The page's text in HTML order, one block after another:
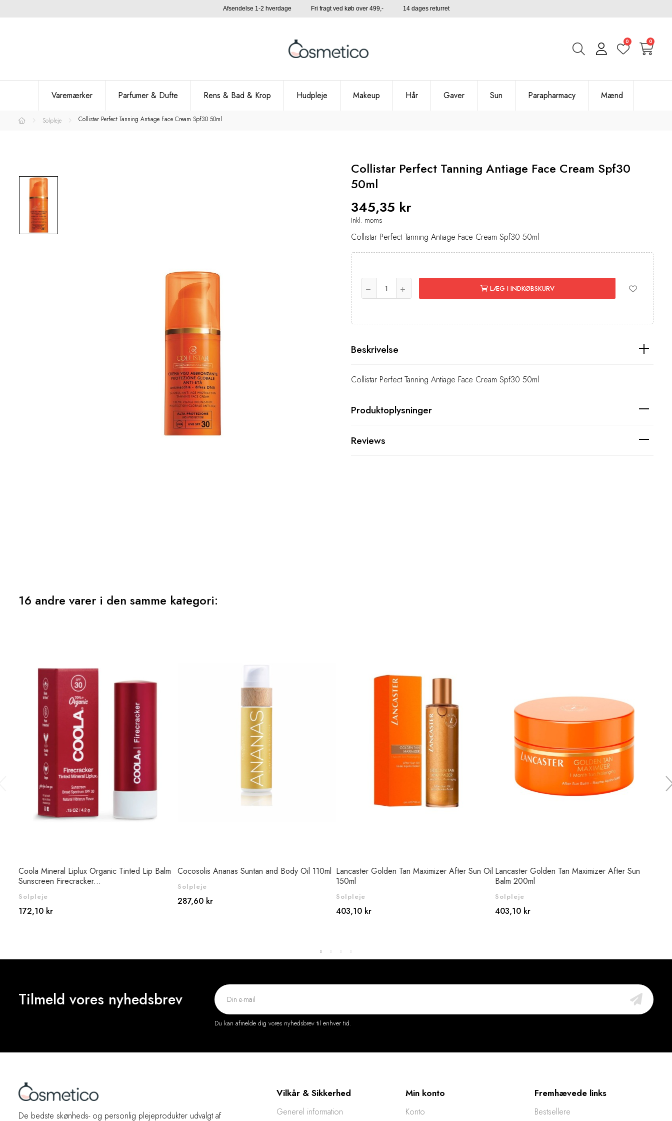
Afsendelse 1-2 hverdage Fri fragt ved køb over 499,- 14 dages returret
0 0
Varemærker Parfumer & Dufte Rens & Bad & Krop Hudpleje Makeup Hår Gaver Sun Parapharmacy Mænd
Solpleje Collistar Perfect Tanning Antiage Face Cream Spf30 50ml
Collistar Perfect Tanning Antiage Face Cream Spf30
50ml
345,35 kr
Inkl. moms
Collistar Perfect Tanning Antiage Face Cream Spf30 50ml
LÆG I INDKØBSKURV
Beskrivelse
Collistar Perfect Tanning Antiage Face Cream Spf30 50ml
Produktoplysninger
Reviews
16 andre varer i den samme kategori:
Coola Mineral Liplux Organic Tinted Lip Balm
Sunscreen Firecracker...
Solpleje
172,10 kr
Cocosolis Ananas Suntan and Body Oil 110ml
Solpleje
287,60 kr
Lancaster Golden Tan Maximizer After Sun Oil
150ml
Solpleje
403,10 kr
Lancaster Golden Tan Maximizer After Sun
Balm 200ml
Solpleje
403,10 kr
Tilmeld vores nyhedsbrev
Du kan afmelde dig vores nyhedsbrev til enhver tid.
De bedste skønheds- og personlig plejeprodukter udvalgt af
Vilkår & Sikkerhed
Generel information
Min konto
Konto
Fremhævede links
Bestsellere